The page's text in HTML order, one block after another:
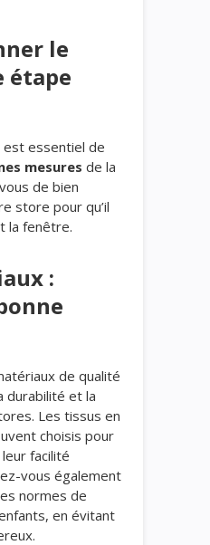
le
étape
est essentiel de
mesures de la
de bien
store pour qu’il
la fenêtre.
:
de qualité
durabilité et la
Les tissus en
choisis pour
facilité
vous également
normes de
en évitant